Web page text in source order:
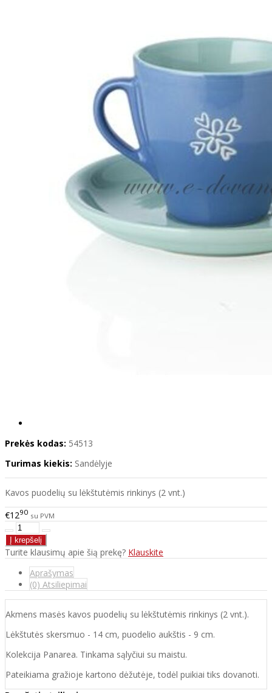
Prekės kodas: 54513
Turimas kiekis: Sandėlyje
Kavos puodelių su lėkštutėmis rinkinys (2 vnt.)
€1290 su PVM
Turite klausimų apie šią prekę? Klauskite
Aprašymas
(0) Atsiliepimai
Akmens masės kavos puodelių su lėkštutėmis rinkinys (2 vnt.).
Lėkštutės skersmuo - 14 cm, puodelio aukštis - 9 cm.
Kolekcija Panarea. Tinkama sąlyčiui su maistu.
Pateikiama gražioje kartono dėžutėje, todėl puikiai tiks dovanoti.